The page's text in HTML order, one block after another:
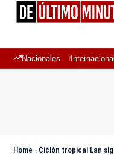
Nacionales
Home - Ciclón tropical Lan